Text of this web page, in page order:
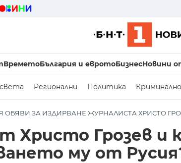
ВреметоБългария и евротоБизнесНовини
Регионални Политика Криминално
ОБЯВИ ЗА ИЗДИРВАНЕ ЖУРНАЛИСТА ХРИСТО
Христо Грозев и
му от